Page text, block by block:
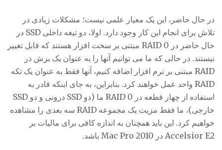
در حال حاضر، این یک معیار علمی نیست؛ مشکلات زیادی در
تلاش برای انجام این کار وجود دارد. اولا، دو تیغه داخلی SSD در
حال حاضر در RAID 0 مبتنی بر سخت افزار هستند که قابل تغییر
نیستند. در حالی که ما می توانیم آنها را به عنوان یک برش در
RAID مبتنی بر نرم افزار اضافه کنیم، آنها فقط به عنوان یک تکه
RAID واحد عمل خواهند کرد. بنابراین، به جای اینکه قادر به
استفاده از چهار قطعه در RAID 0 ما (دو SSD درونی و دو SSD
خارجی)، ما فقط مزیت یک مجموعه RAID سه بعدی را مشاهده
خواهیم کرد. این باید همچنان به اندازه کافی برای مالیات بر
Accelsior E2 در Mac Pro 2010 باشد.